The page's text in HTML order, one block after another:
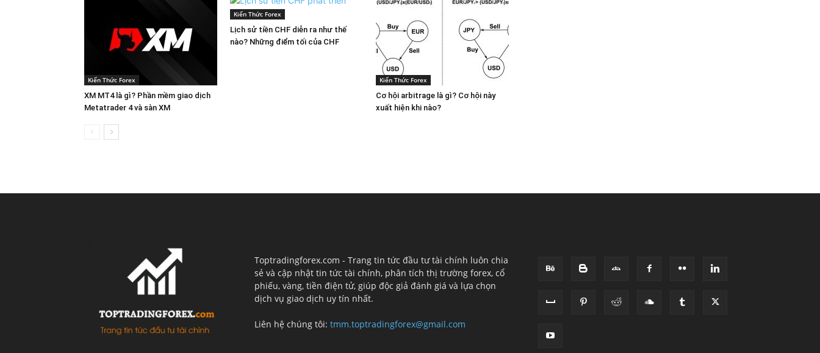
Kiến Thức Forex
XM MT4 là gì? Phần mềm giao dịch
Metatrader 4 và sàn XM
Kiến Thức Forex
Lịch sử tiền CHF diễn ra như thế
nào? Những điểm tối của CHF
Kiến Thức Forex
Cơ hội arbitrage là gì? Cơ hội này
xuất hiện khi nào?
Toptradingforex.com - Trang tin tức đầu tư tài chính luôn chia
sẻ và cập nhật tin tức tài chính, phân tích thị trường forex, cổ
phiếu, vàng, tiền điện tử, giúp độc giả đánh giá và lựa chọn
dịch vụ giao dịch uy tín nhất.
Liên hệ chúng tôi: tmm.toptradingforex@gmail.com